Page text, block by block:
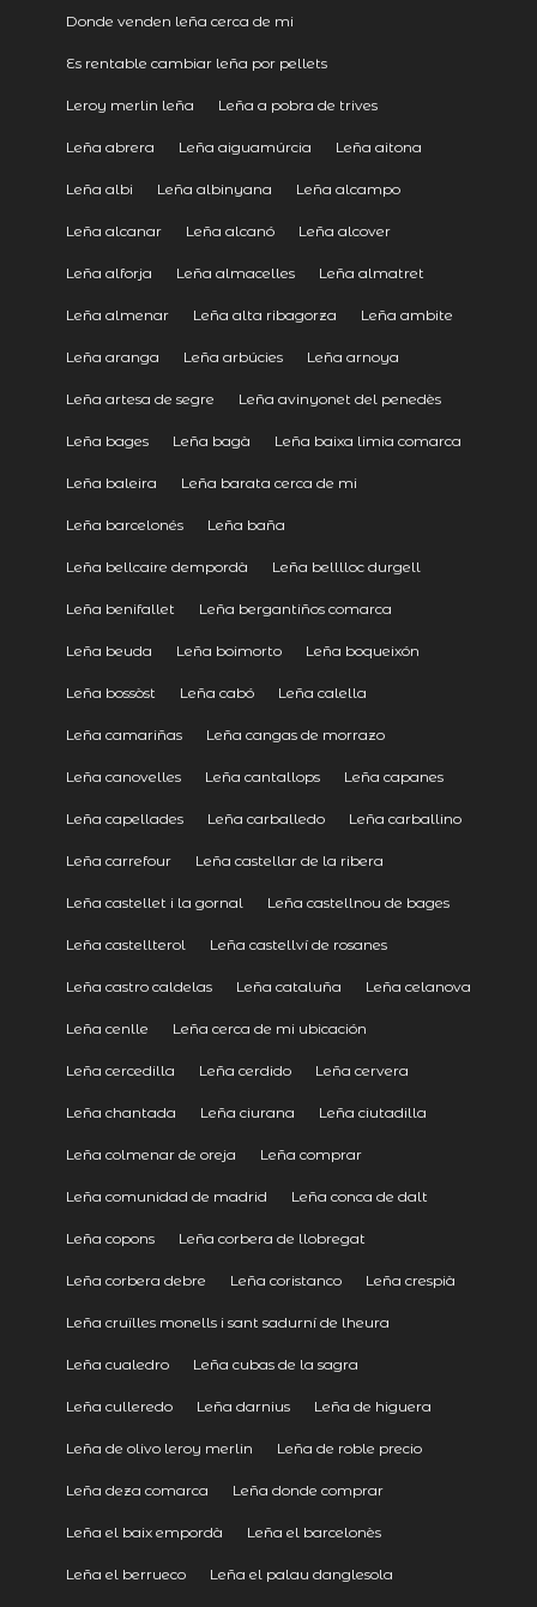
Donde venden leña cerca de mi
Es rentable cambiar leña por pellets
Leroy merlin leña Leña a pobra de trives
Leña abrera Leña aiguamúrcia Leña aitona
Leña albi Leña albinyana Leña alcampo
Leña alcanar Leña alcanó Leña alcover
Leña alforja Leña almacelles Leña almatret
Leña almenar Leña alta ribagorza Leña ambite
Leña aranga Leña arbúcies Leña arnoya
Leña artesa de segre Leña avinyonet del penedès
Leña bages Leña bagà Leña baixa limia comarca
Leña baleira Leña barata cerca de mi
Leña barcelonés Leña baña
Leña bellcaire dempordà Leña belllloc durgell
Leña benifallet Leña bergantiños comarca
Leña beuda Leña boimorto Leña boqueixón
Leña bossòst Leña cabó Leña calella
Leña camariñas Leña cangas de morrazo
Leña canovelles Leña cantallops Leña capanes
Leña capellades Leña carballedo Leña carballino
Leña carrefour Leña castellar de la ribera
Leña castellet i la gornal Leña castellnou de bages
Leña castellterol Leña castellví de rosanes
Leña castro caldelas Leña cataluña Leña celanova
Leña cenlle Leña cerca de mi ubicación
Leña cercedilla Leña cerdido Leña cervera
Leña chantada Leña ciurana Leña ciutadilla
Leña colmenar de oreja Leña comprar
Leña comunidad de madrid Leña conca de dalt
Leña copons Leña corbera de llobregat
Leña corbera debre Leña coristanco Leña crespià
Leña cruïlles monells i sant sadurní de lheura
Leña cualedro Leña cubas de la sagra
Leña culleredo Leña darnius Leña de higuera
Leña de olivo leroy merlin Leña de roble precio
Leña deza comarca Leña donde comprar
Leña el baix empordà Leña el barcelonès
Leña el berrueco Leña el palau danglesola